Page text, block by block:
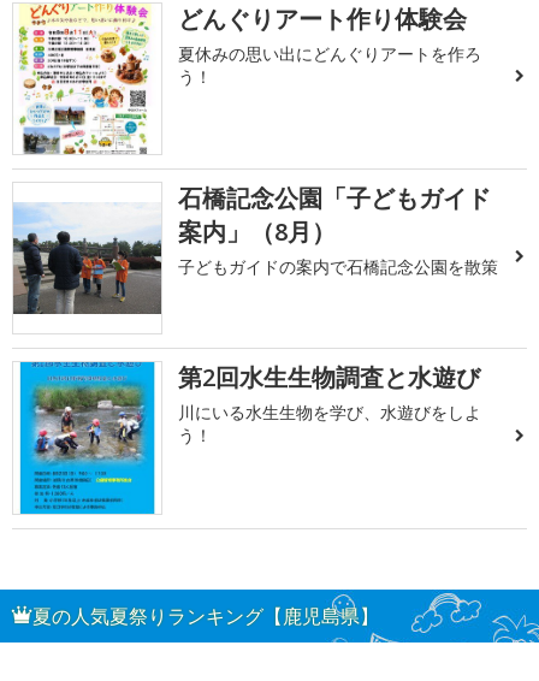
どんぐりアート作り体験会
夏休みの思い出にどんぐりアートを作ろ
う！
石橋記念公園「子どもガイド
案内」（8月）
子どもガイドの案内で石橋記念公園を散策
第2回水生生物調査と水遊び
川にいる水生生物を学び、水遊びをしよ
う！
夏の人気夏祭りランキング【鹿児島県】